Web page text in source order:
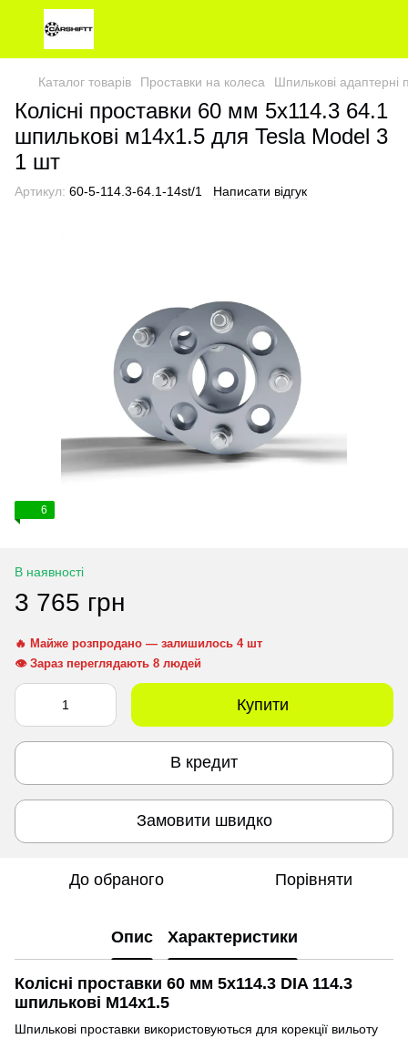
Каталог товарів Проставки на колеса Шпилькові адаптерні
Колісні проставки 60 мм 5х114.3 64.1
шпилькові м14х1.5 для Tesla Model 3
1 шт
Артикул: 60-5-114.3-64.1-14st/1 Написати відгук
6
В наявності
3 765 грн
🔥 Майже розпродано — залишилось 4 шт
👁 Зараз переглядають 8 людей
Купити
В кредит
Замовити швидко
До обраного Порівняти
Опис Характеристики
Колісні проставки 60 мм 5x114.3 DIA 114.3
шпилькові M14x1.5
Шпилькові проставки використовуються для корекції вильоту